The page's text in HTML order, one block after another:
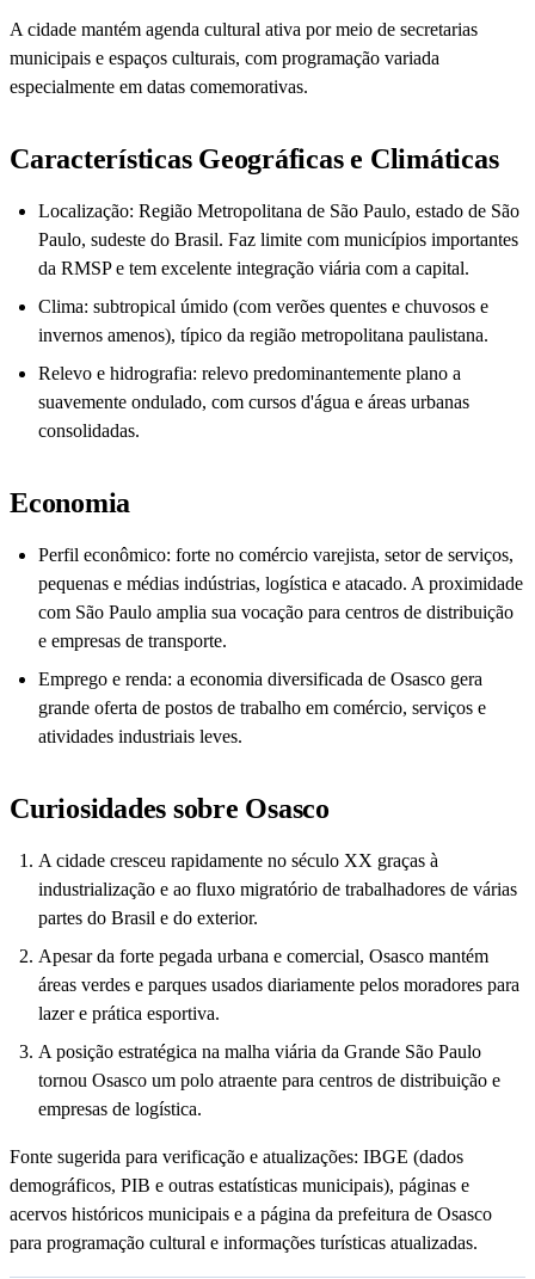
A cidade mantém agenda cultural ativa por meio de secretarias
municipais e espaços culturais, com programação variada
especialmente em datas comemorativas.
Características Geográficas e Climáticas
Localização: Região Metropolitana de São Paulo, estado de São
Paulo, sudeste do Brasil. Faz limite com municípios importantes
da RMSP e tem excelente integração viária com a capital.
Clima: subtropical úmido (com verões quentes e chuvosos e
invernos amenos), típico da região metropolitana paulistana.
Relevo e hidrografia: relevo predominantemente plano a
suavemente ondulado, com cursos d'água e áreas urbanas
consolidadas.
Economia
Perfil econômico: forte no comércio varejista, setor de serviços,
pequenas e médias indústrias, logística e atacado. A proximidade
com São Paulo amplia sua vocação para centros de distribuição
e empresas de transporte.
Emprego e renda: a economia diversificada de Osasco gera
grande oferta de postos de trabalho em comércio, serviços e
atividades industriais leves.
Curiosidades sobre Osasco
A cidade cresceu rapidamente no século XX graças à
industrialização e ao fluxo migratório de trabalhadores de várias
partes do Brasil e do exterior.
Apesar da forte pegada urbana e comercial, Osasco mantém
áreas verdes e parques usados diariamente pelos moradores para
lazer e prática esportiva.
A posição estratégica na malha viária da Grande São Paulo
tornou Osasco um polo atraente para centros de distribuição e
empresas de logística.
Fonte sugerida para verificação e atualizações: IBGE (dados
demográficos, PIB e outras estatísticas municipais), páginas e
acervos históricos municipais e a página da prefeitura de Osasco
para programação cultural e informações turísticas atualizadas.